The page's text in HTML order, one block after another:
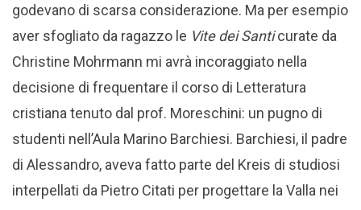
godevano di scarsa considerazione. Ma per esempio
aver sfogliato da ragazzo le Vite dei Santicurate da
Christine Mohrmann mi avrà incoraggiato nella
decisione di frequentare il corso di Letteratura
cristiana tenuto dal prof. Moreschini: un pugno di
studenti nell’Aula Marino Barchiesi. Barchiesi, il padre
di Alessandro, aveva fatto parte del Kreis di studiosi
interpellati da Pietro Citati per progettare la Valla nei